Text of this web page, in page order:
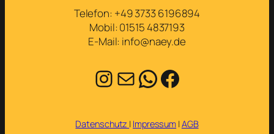
Telefon: +49 3733 6196894
Mobil: 01515 4837193
E-Mail: info@naey.de
Instagram
E-MailWhatsApp
Facebook
Datenschutz | Impressum |AGB